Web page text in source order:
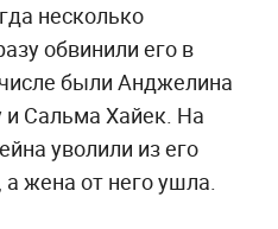
несколько
обвинили его в
были Анджелина
и Сальма Хайек. На
уволили из его
жена от него ушла.